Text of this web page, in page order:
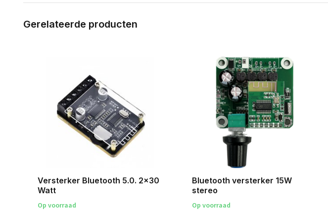
Gerelateerde producten
Versterker Bluetooth 5.0. 2x30
Watt
Op voorraad
Bluetooth versterker 15W
stereo
Op voorraad